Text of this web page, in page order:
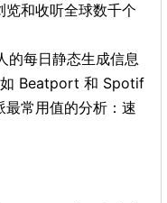
和收听全球数千个
的每日静态生成信息
如 Beatport 和 Spotif
常用值的分析：速